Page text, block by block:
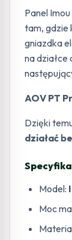
Panel
tam, gdzie
gniazdka
na działce
AOV PT
Dzięki
działać
Model:
Moc